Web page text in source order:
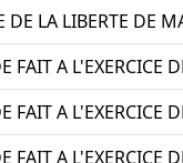
DE LA LIBERTE DE
FAIT A L'EXERCICE
FAIT A L'EXERCICE
FAIT A L'EXERCICE